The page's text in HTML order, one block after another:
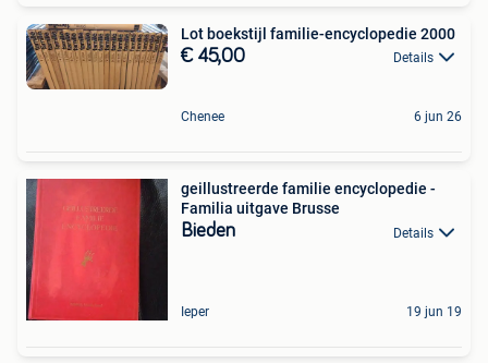
Lot boekstijl familie-encyclopedie 2000
€ 45,00 Details
Chenee 6 jun 26
geillustreerde familie encyclopedie -
Familia uitgave Brusse
Bieden Details
Ieper 19 jun 19